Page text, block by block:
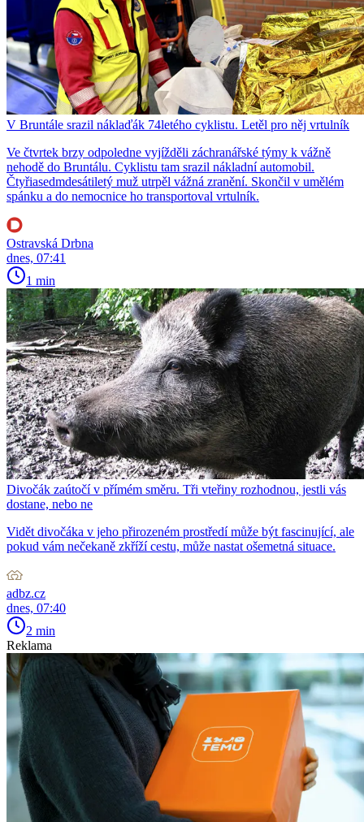
V Bruntále srazil náklaďák 74letého cyklistu. Letěl pro něj vrtulník
Ve čtvrtek brzy odpoledne vyjížděli záchranářské týmy k vážně
nehodě do Bruntálu. Cyklistu tam srazil nákladní automobil.
Čtyřiasedmdesátiletý muž utrpěl vážná zranění. Skončil v umělém
spánku a do nemocnice ho transportoval vrtulník.
Ostravská Drbna
dnes, 07:41
1 min
Divočák zaútočí v přímém směru. Tři vteřiny rozhodnou, jestli vás
dostane, nebo ne
Vidět divočáka v jeho přirozeném prostředí může být fascinující, ale
pokud vám nečekaně zkříží cestu, může nastat ošemetná situace.
adbz.cz
dnes, 07:40
2 min
Reklama